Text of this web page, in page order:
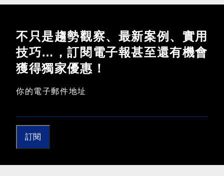
不只是趨勢觀察、最新案例、實用
技巧…，訂閱電子報甚至還有機會
獲得獨家優惠！
你的電子郵件地址
訂閱